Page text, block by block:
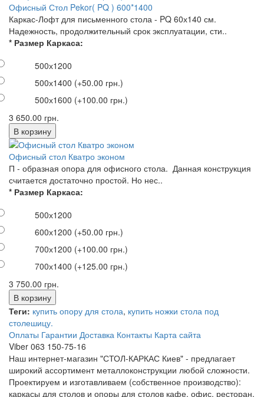
Офисный Стол Pekor( PQ ) 600*1400
Каркас-Лофт для письменного стола - PQ 60х140 см.
Надежность, продолжительный срок эксплуатации, сти..
* Размер Каркаса:
500х1200
500х1400 (+50.00 грн.)
500х1600 (+100.00 грн.)
3 650.00 грн.
Офисный стол Кватро эконом
П - образная опора для офисного стола. Данная конструкция
считается достаточно простой. Но нес..
* Размер Каркаса:
500х1200
600х1200 (+50.00 грн.)
700х1200 (+100.00 грн.)
700х1400 (+125.00 грн.)
3 750.00 грн.
Теги: купить опору для стола, купить ножки стола под
столешицу.
Оплаты Гарантии Доставка Контакты Карта сайта
Viber 063 150-75-16
Наш интернет-магазин "СТОЛ-КАРКАС Киев" - предлагает
широкий ассортимент металлоконструкции любой сложности.
Проектируем и изготавливаем (собственное производство):
каркасы для столов и опоры для столов кафе, офис, ресторан,